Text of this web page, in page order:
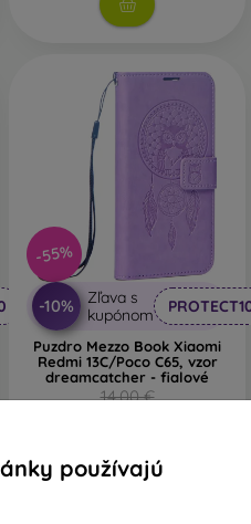
používajú
-55%
-10%
Zľava s
kupónom
Puzdro Mezzo Book Xiaomi
Redmi 13C/Poco C65, vzor
dreamcatcher - fialové
14,00 €
Posledný kus na sklade